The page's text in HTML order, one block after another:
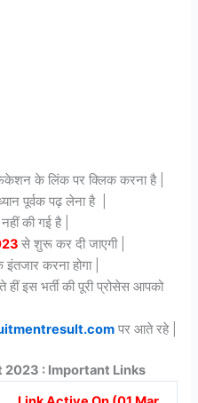
के लिंक पर क्लिक करना है |
पूर्वक पढ़ लेना है |
की गई है |
से शुरू कर दी जाएगी |
करना होगा |
इस भर्ती की पूरी प्रोसेस आपको
पर आते रहे |
2023 : Important Links